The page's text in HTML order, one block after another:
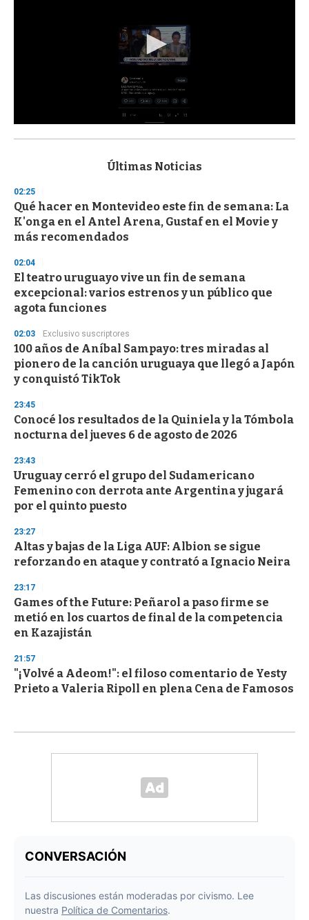
s
d
s
o
f
3
s
e
c
o
n
Últimas Noticias
02:25
Qué hacer en Montevideo este fin de semana: La
K'onga en el Antel Arena, Gustaf en el Movie y
más recomendados
02:04
El teatro uruguayo vive un fin de semana
excepcional: varios estrenos y un público que
agota funciones
02:03 Exclusivo suscriptores
100 años de Aníbal Sampayo: tres miradas al
pionero de la canción uruguaya que llegó a Japón
y conquistó TikTok
23:45
Conocé los resultados de la Quiniela y la Tómbola
nocturna del jueves 6 de agosto de 2026
23:43
Uruguay cerró el grupo del Sudamericano
Femenino con derrota ante Argentina y jugará
por el quinto puesto
23:27
Altas y bajas de la Liga AUF: Albion se sigue
reforzando en ataque y contrató a Ignacio Neira
23:17
Games of the Future: Peñarol a paso firme se
metió en los cuartos de final de la competencia
en Kazajistán
21:57
"¡Volvé a Adeom!": el filoso comentario de Yesty
Prieto a Valeria Ripoll en plena Cena de Famosos